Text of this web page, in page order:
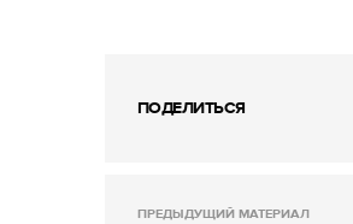
ПОДЕЛИТЬСЯ
ПРЕДЫДУЩИЙ МАТЕРИАЛ